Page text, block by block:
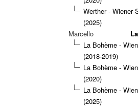
Werther - Wiener
(2025)
Marcello
La Bohème -
(2018-2019)
La Bohème -
(2020)
La Bohème -
(2025)